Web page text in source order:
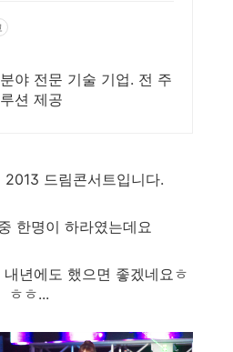
시공경
기업
야 전문 기술 기업. 전 주
션 제공
2013 드림콘서트입니다.
한명이 하라였는데요
년에도 했으면 좋겠네요ㅎ
ㅎㅎ...